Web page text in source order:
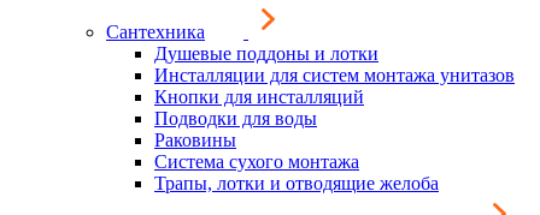
Сантехника
Душевые поддоны и лотки
Инсталляции для систем монтажа унитазов
Кнопки для инсталляций
Подводки для воды
Раковины
Система сухого монтажа
Трапы, лотки и отводящие желоба